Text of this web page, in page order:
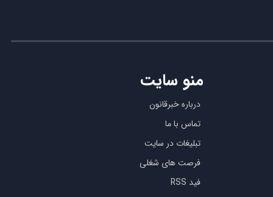
درباره خبرقانون
تماس با ما
تبلیغات در سایت
فرصت های شغلی
فید RSS
منو سایت